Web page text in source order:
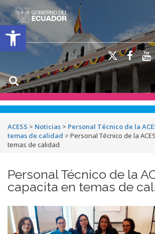
Open toolbar
ACESS > Noticias > Personal Técnico de la
temas de calidad > Personal Técnico de la
temas de calidad
Personal Técnico de la
capacita en temas de